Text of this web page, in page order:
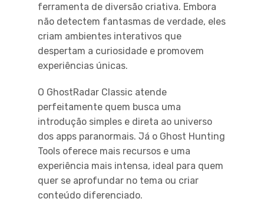
ferramenta de diversão criativa. Embora
não detectem fantasmas de verdade, eles
criam ambientes interativos que
despertam a curiosidade e promovem
experiências únicas.
O GhostRadar Classic atende
perfeitamente quem busca uma
introdução simples e direta ao universo
dos apps paranormais. Já o Ghost Hunting
Tools oferece mais recursos e uma
experiência mais intensa, ideal para quem
quer se aprofundar no tema ou criar
conteúdo diferenciado.